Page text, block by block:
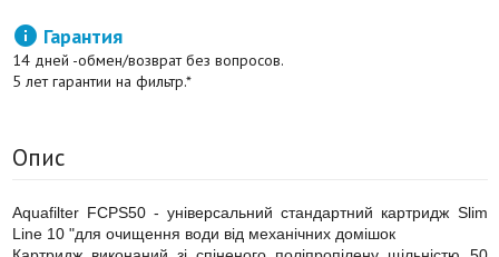
 Гарантия
14 дней -обмен/возврат без вопросов.
5 лет гарантии на фильтр.*
Опис
Aquafilter FCPS50 - універсальний стандартний картридж Slim
Line 10 "для очищення води від механічних домішок